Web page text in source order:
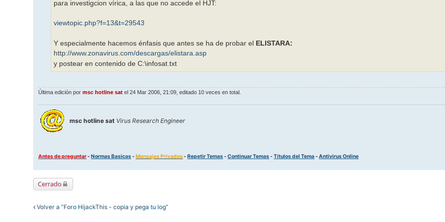
para investigcion vírica, a las que no accede el HJT:
viewtopic.php?f=13&t=29543
Y especialmente hacemos énfasis que antes se ha de probar el
ELISTARA:
http://www.zonavirus.com/descargas/elistara.asp
y postear en contenido de C:\infosat.txt
Última edición pormsc hotline sat el 24 Mar 2006, 21:09, editado 10 veces en total.
msc hotline sat Virus Research Engineer
Antes de preguntar-Normas Basicas-Mensajes Privados-Repetir Temas-Continuar Temas-Titulos del Tema-Antivirus Online
Cerrado
Volver a “Foro HijackThis - copia y pega tu log”